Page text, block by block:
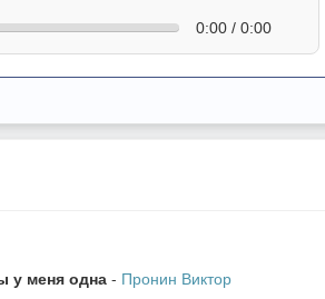
0:00 / 0:00
у меня одна - Пронин Виктор